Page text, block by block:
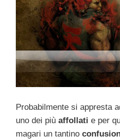
Probabilmente si appresta
uno dei più affollati e per
magari un tantino